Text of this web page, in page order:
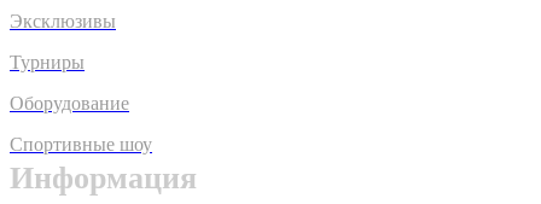
Эксклюзивы
Турниры
Оборудование
Спортивные шоу
Информация